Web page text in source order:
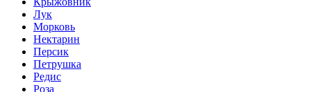
Лук
Морковь
Нектарин
Персик
Петрушка
Редис
Роза